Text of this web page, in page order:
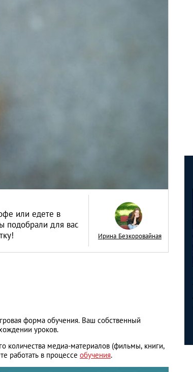
или едете в
подобрали для вас
Ирина Безкоровайная
форма обучения. Ваш собственный
уроков.
медиа-материалов (фильмы, книги,
работать в процессе обучения.